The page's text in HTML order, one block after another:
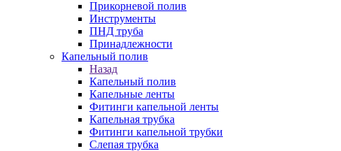
Прикорневой полив
Инструменты
ПНД труба
Принадлежности
Капельный полив
Назад
Капельный полив
Капельные ленты
Фитинги капельной ленты
Капельная трубка
Фитинги капельной трубки
Слепая трубка